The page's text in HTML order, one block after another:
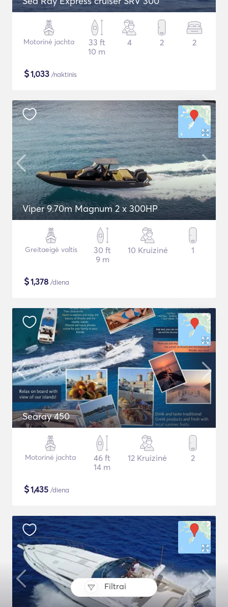
Filtrai
Motorinė jachta
33 ft
10 m
4 2 2
$1,033 /naktinis
Viper 9.70m Magnum 2 x 300HP
Greitaeigė valtis
30 ft
9 m
10 Kruizinė 1
$1,378 /diena
Searay 450
Motorinė jachta
46 ft
14 m
12 Kruizinė 2
$1,435 /diena